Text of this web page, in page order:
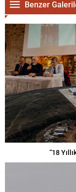
Benzer
“18